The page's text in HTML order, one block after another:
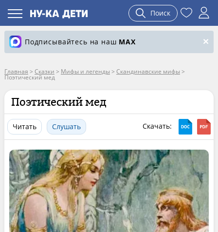
Поиск
Подписывайтесь на наш MAX
Главная > Сказки > Мифы и легенды > Скандинавские мифы >
Поэтический мед
Поэтический мед
Читать Слушать Скачать: